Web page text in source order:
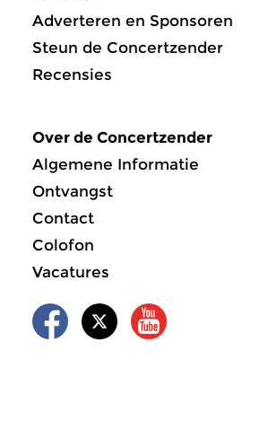
Adverteren en Sponsoren
Steun de Concertzender
Recensies
Over de Concertzender
Algemene Informatie
Ontvangst
Contact
Colofon
Vacatures